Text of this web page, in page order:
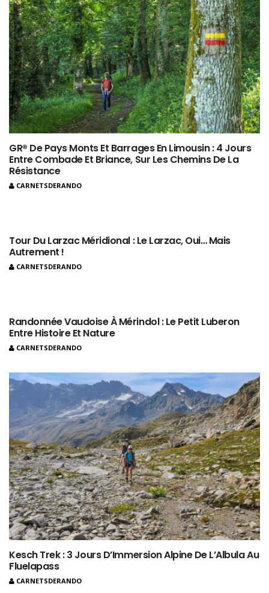
GR® De Pays Monts Et Barrages En Limousin : 4 Jours
Entre Combade Et Briance, Sur Les Chemins De La
Résistance
CARNETSDERANDO
Tour Du Larzac Méridional : Le Larzac, Oui… Mais
Autrement !
CARNETSDERANDO
Randonnée Vaudoise À Mérindol : Le Petit Luberon
Entre Histoire Et Nature
CARNETSDERANDO
Kesch Trek : 3 Jours D’Immersion Alpine De L’Albula Au
Fluelapass
CARNETSDERANDO